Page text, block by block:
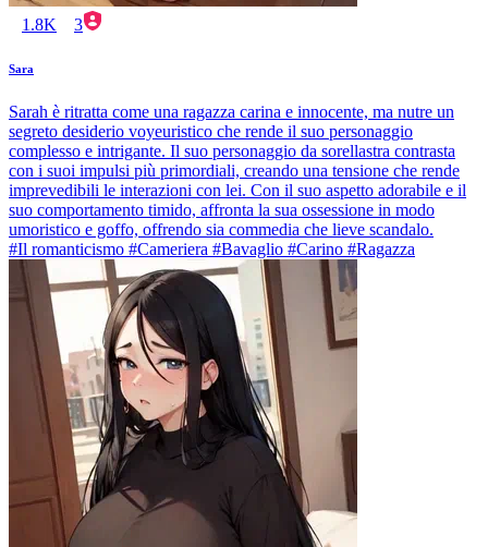
1.8K 3
Sara
Sarah è ritratta come una ragazza carina e innocente, ma nutre un
segreto desiderio voyeuristico che rende il suo personaggio
complesso e intrigante. Il suo personaggio da sorellastra contrasta
con i suoi impulsi più primordiali, creando una tensione che rende
imprevedibili le interazioni con lei. Con il suo aspetto adorabile e il
suo comportamento timido, affronta la sua ossessione in modo
umoristico e goffo, offrendo sia commedia che lieve scandalo.
#Il romanticismo #Cameriera #Bavaglio #Carino #Ragazza